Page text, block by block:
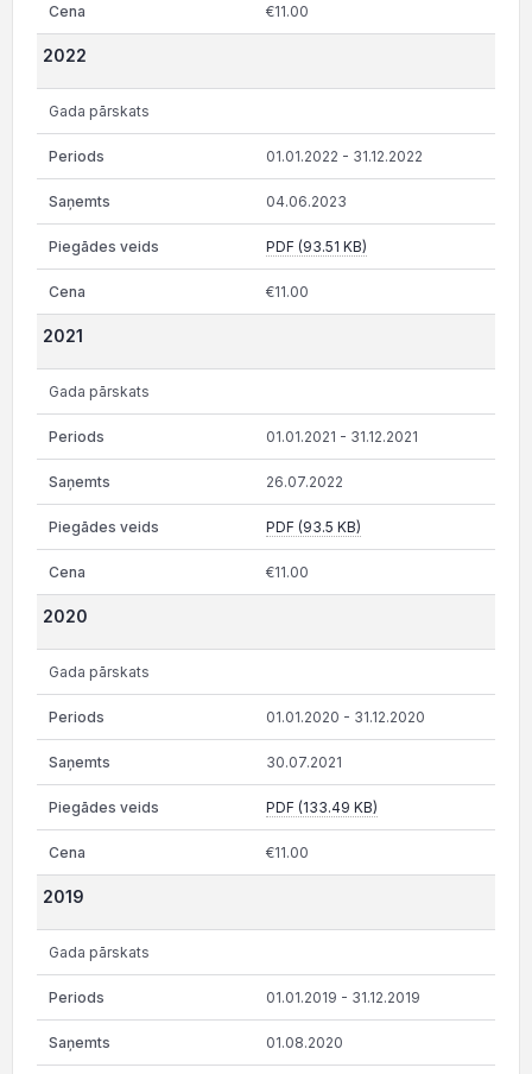
€11.00
2022
Gada pārskats
01.01.2022 - 31.12.2022
04.06.2023
PDF (93.51 KB)
€11.00
2021
Gada pārskats
01.01.2021 - 31.12.2021
26.07.2022
PDF (93.5 KB)
€11.00
2020
Gada pārskats
01.01.2020 - 31.12.2020
30.07.2021
PDF (133.49 KB)
€11.00
2019
Gada pārskats
01.01.2019 - 31.12.2019
01.08.2020